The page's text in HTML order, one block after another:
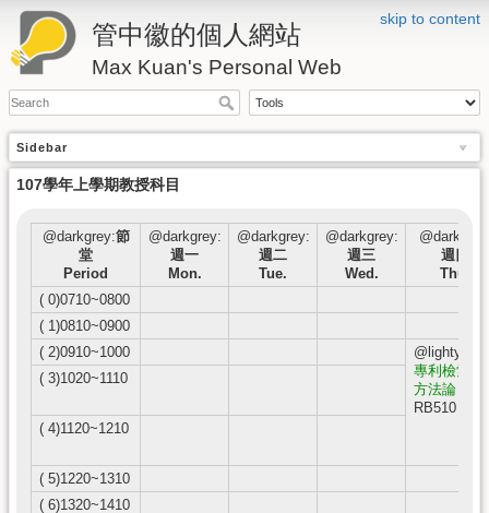
skip to content
管中徽的個人網站
Max Kuan's Personal Web
Sidebar
107學年上學期教授科目
@darkgrey:節
堂
Period
@darkgrey:
週一
Mon.
@darkgrey:
週二
Tue.
@darkgrey:
週三
Wed.
週四
Thu.
( 0)0710~0800
( 1)0810~0900
( 2)0910~1000
專利檢索與
方法論
RB510
( 3)1020~1110
( 4)1120~1210
( 5)1220~1310
( 6)1320~1410